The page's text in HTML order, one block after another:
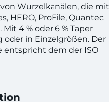
Wurzelkanälen, die mit
HERO, ProFile, Quantec
4 % oder 6 % Taper
oder in Einzelgrößen. Der
entspricht dem der ISO